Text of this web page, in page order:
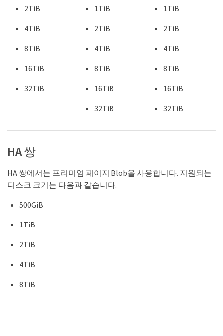
2TiB
4TiB
8TiB
16TiB
32TiB
1TiB
2TiB
4TiB
8TiB
16TiB
32TiB
1TiB
2TiB
4TiB
8TiB
16TiB
32TiB
HA 쌍
HA 쌍에서는 프리미엄 페이지 Blob을 사용합니다. 지원되는
디스크 크기는 다음과 같습니다.
500GiB
1TiB
2TiB
4TiB
8TiB